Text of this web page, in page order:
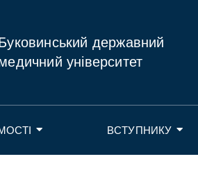
державний
університет
ВСТУПНИКУ